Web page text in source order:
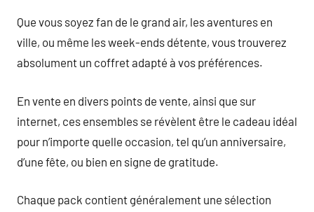
Que vous soyez fan de le grand air, les aventures en
ville, ou même les week-ends détente, vous trouverez
absolument un coffret adapté à vos préférences.
En vente en divers points de vente, ainsi que sur
internet, ces ensembles se révèlent être le cadeau idéal
pour n’importe quelle occasion, tel qu’un anniversaire,
d’une fête, ou bien en signe de gratitude.
Chaque pack contient généralement une sélection